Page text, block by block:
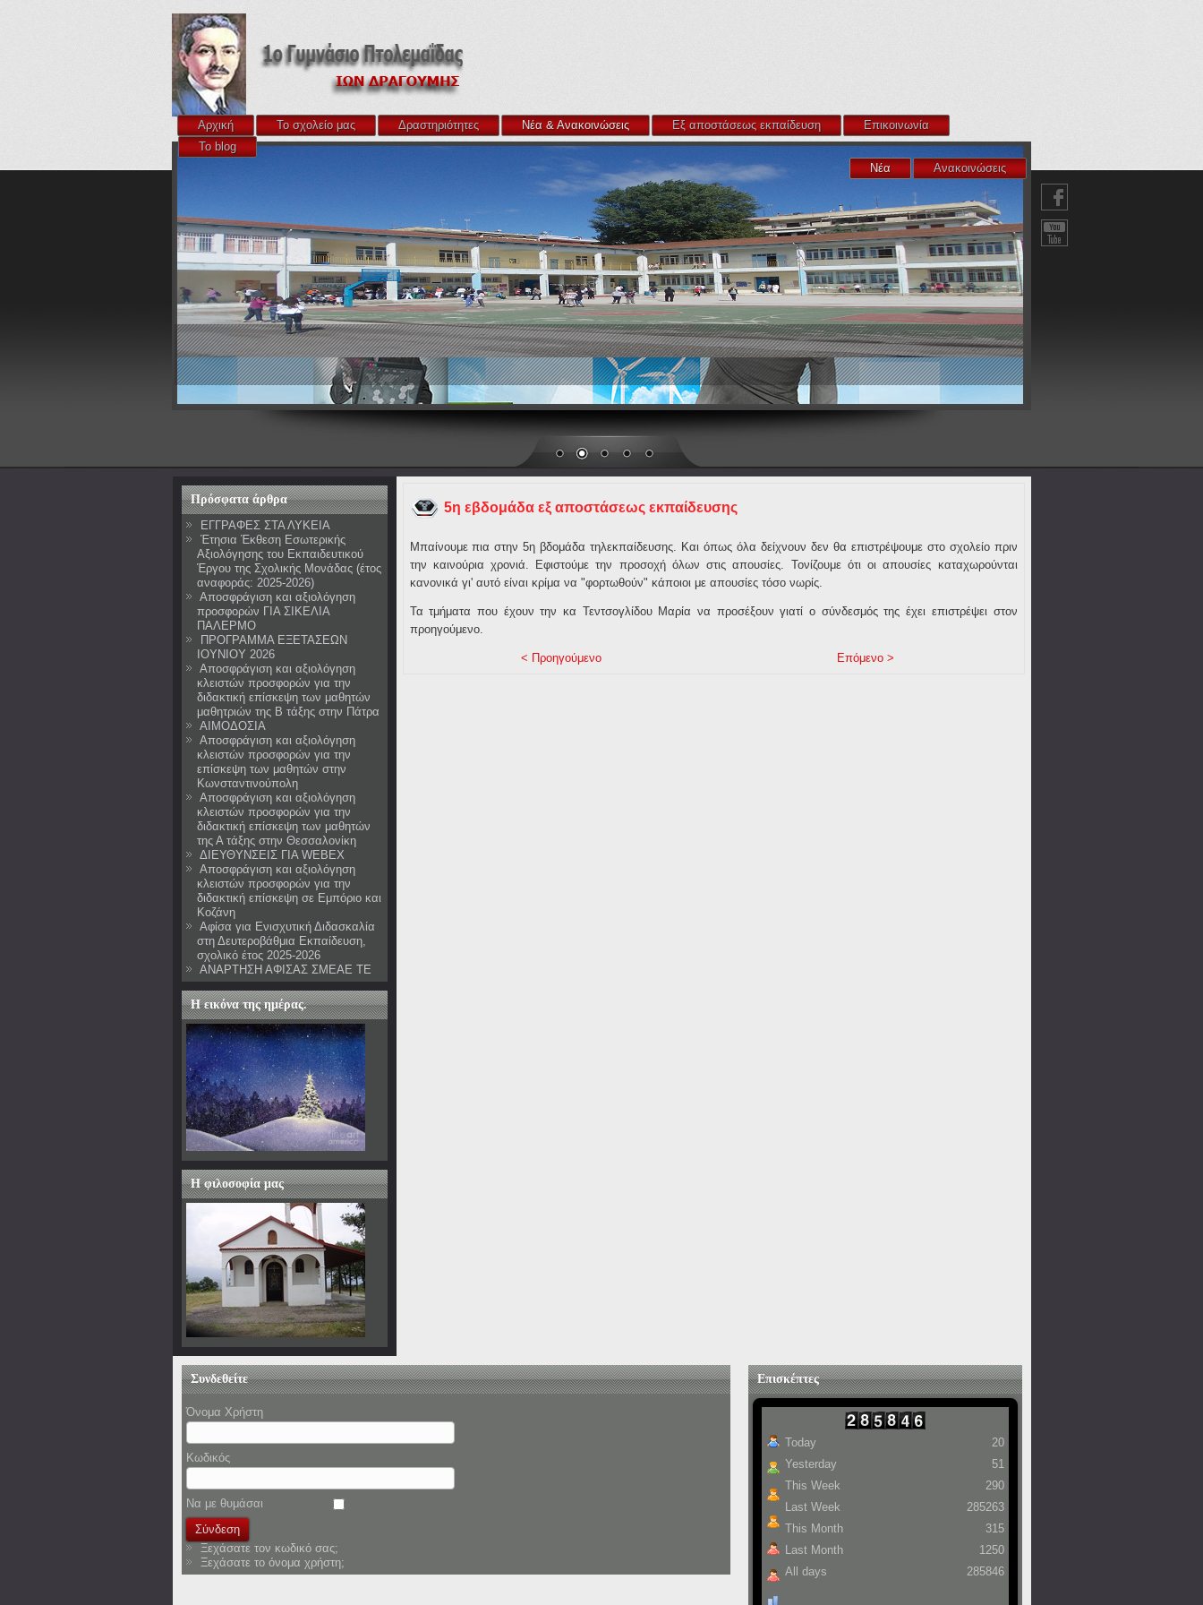
Αρχική Το σχολείο μας Δραστηριότητες Νέα & Ανακοινώσεις Εξ αποστάσεως εκπαίδευση
Επικοινωνία
Το blog
Νέα
Ανακοινώσεις
Πρόσφατα άρθρα
ΕΓΓΡΑΦΕΣ ΣΤΑ ΛΥΚΕΙΑ
Έτησια Έκθεση Εσωτερικής
Αξιολόγησης του Εκπαιδευτικού
Έργου της Σχολικής Μονάδας (έτος
αναφοράς: 2025-2026)
Αποσφράγιση και αξιολόγηση
προσφορών ΓΙΑ ΣΙΚΕΛΙΑ
ΠΑΛΕΡΜΟ
ΠΡΟΓΡΑΜΜΑ ΕΞΕΤΑΣΕΩΝ
ΙΟΥΝΙΟΥ 2026
Αποσφράγιση και αξιολόγηση
κλειστών προσφορών για την
διδακτική επίσκεψη των μαθητών
μαθητριών της Β τάξης στην Πάτρα
ΑΙΜΟΔΟΣΙΑ
Αποσφράγιση και αξιολόγηση
κλειστών προσφορών για την
επίσκεψη των μαθητών στην
Κωνσταντινούπολη
Αποσφράγιση και αξιολόγηση
κλειστών προσφορών για την
διδακτική επίσκεψη των μαθητών
της Α τάξης στην Θεσσαλονίκη
ΔΙΕΥΘΥΝΣΕΙΣ ΓΙΑ WEBEX
Αποσφράγιση και αξιολόγηση
κλειστών προσφορών για την
διδακτική επίσκεψη σε Εμπόριο και
Κοζάνη
Αφίσα για Ενισχυτική Διδασκαλία
στη Δευτεροβάθμια Εκπαίδευση,
σχολικό έτος 2025-2026
ΑΝΑΡΤΗΣΗ ΑΦΙΣΑΣ ΣΜΕΑΕ ΤΕ
Η εικόνα της ημέρας.
Η φιλοσοφία μας
5η εβδομάδα εξ αποστάσεως εκπαίδευσης
Μπαίνουμε πια στην 5η βδομάδα τηλεκπαίδευσης. Και όπως όλα δείχνουν δεν θα επιστρέψουμε στο σχολείο πριν
την καινούρια χρονιά. Εφιστούμε την προσοχή όλων στις απουσίες. Τονίζουμε ότι οι απουσίες καταχωρούνται
κανονικά γι' αυτό είναι κρίμα να "φορτωθούν" κάποιοι με απουσίες τόσο νωρίς.
Τα τμήματα που έχουν την κα Τεντσογλίδου Μαρία να προσέξουν γιατί ο σύνδεσμός της έχει επιστρέψει στον
προηγούμενο.
< Προηγούμενο Επόμενο >
Συνδεθείτε
Όνομα Χρήστη
Κωδικός
Να με θυμάσαι
Ξεχάσατε τον κωδικό σας;
Ξεχάσατε το όνομα χρήστη;
Επισκέπτες
Today
Yesterday
This Week
Last Week
This Month
Last Month
All days
20
51
290
285263
315
1250
285846